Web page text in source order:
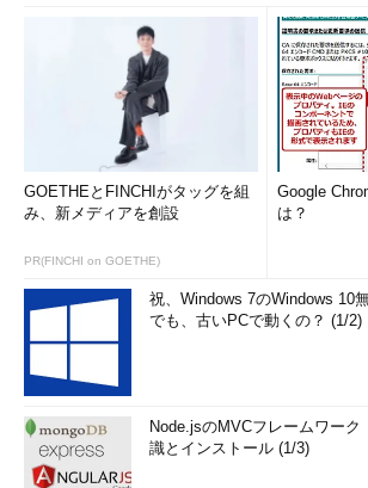
GOETHEとFINCHIがタッグを組
み、新メディアを創設
PR(FINCHI on GOETHE)
Google
は？
祝、Windows 7のWindows 10
でも、古いPCで動くの？ (1/2)
Node.jsのMVCフレームワーク
識とインストール (1/3)